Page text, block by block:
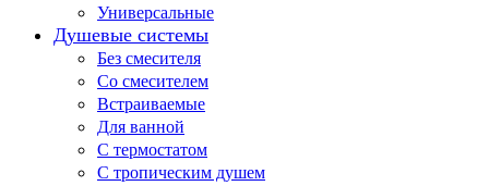
Универсальные
Душевые системы
Без смесителя
Со смесителем
Встраиваемые
Для ванной
С термостатом
С тропическим душем